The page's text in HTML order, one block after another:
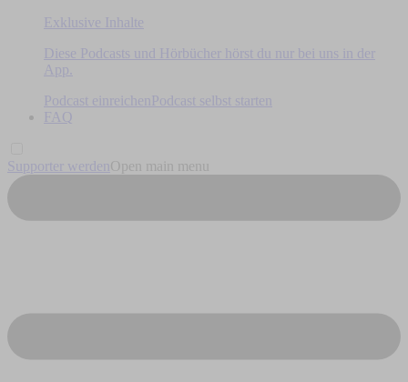
Exklusive Inhalte
Diese Podcasts und Hörbücher hörst du nur bei uns in der
App.
Podcast einreichen
Podcast selbst starten
FAQ
Supporter werden Open main menu